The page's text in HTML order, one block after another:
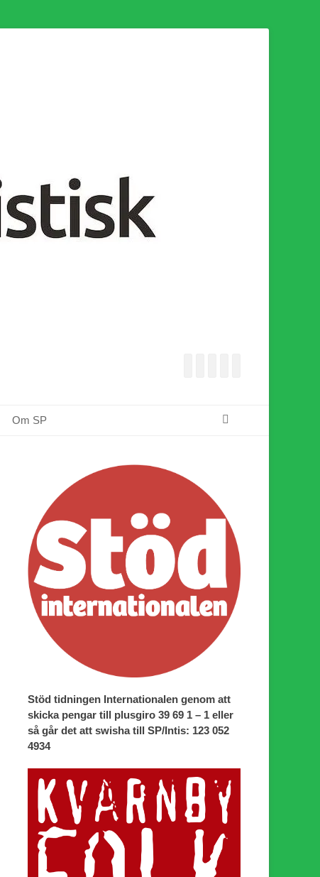
Om SP
Stöd tidningen Internationalen genom att
skicka pengar till plusgiro 39 69 1 – 1 eller
så går det att swisha till SP/Intis: 123 052
4934